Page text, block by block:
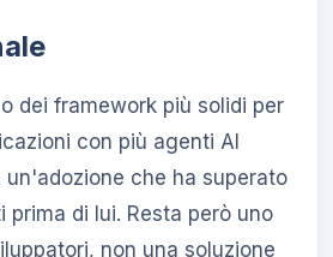
dei framework più solidi per
con più agenti AI
che ha superato
prima di lui. Resta però uno
non una soluzione